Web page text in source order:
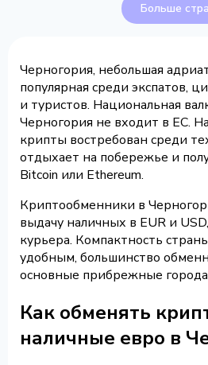
Больше
Черногория, небольшая
популярная среди экспатов,
и туристов. Национальная
Черногория не входит в ЕС.
крипты востребован среди
отдыхает на побережье и
Bitcoin или Ethereum.
Криптообменники в
выдачу наличных в EUR и
курьера. Компактность
удобным, большинство
основные прибрежные
Как обменять
наличные евро в